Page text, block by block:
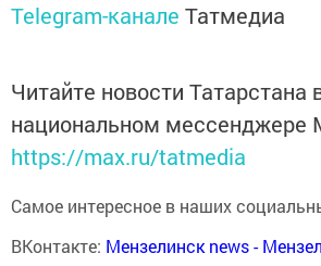
Telegram-канале Татмедиа
Читайте новости Татарстана
национальном мессенджере
https://max.ru/tatmedia
Самое интересное в наших
ВКонтакте: Мензелинск news -